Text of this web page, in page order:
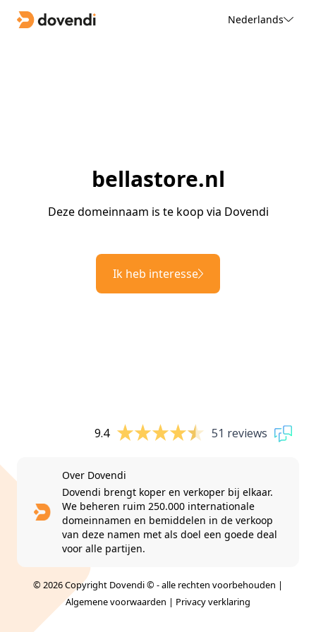
Nederlands
bellastore.nl
Deze domeinnaam is te koop via Dovendi
Ik heb interesse
9.4 51 reviews
Over Dovendi
Dovendi brengt koper en verkoper bij elkaar.
We beheren ruim 250.000 internationale
domeinnamen en bemiddelen in de verkoop
van deze namen met als doel een goede deal
voor alle partijen.
© 2026 Copyright Dovendi © - alle rechten voorbehouden |
Algemene voorwaarden | Privacy verklaring